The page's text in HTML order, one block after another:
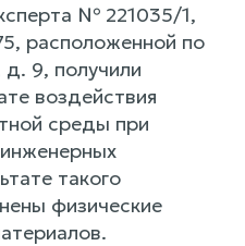
№ 221035/1,
расположенной по
9, получили
воздействия
среды при
такого
физические